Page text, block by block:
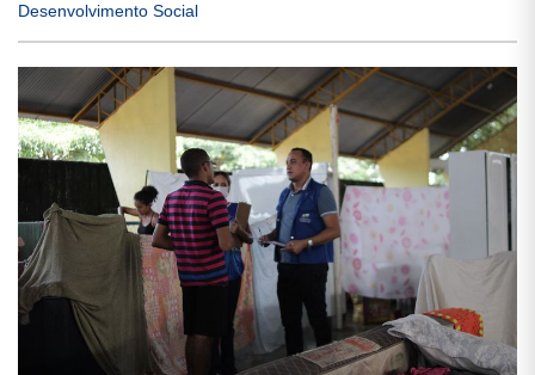
Desenvolvimento Social